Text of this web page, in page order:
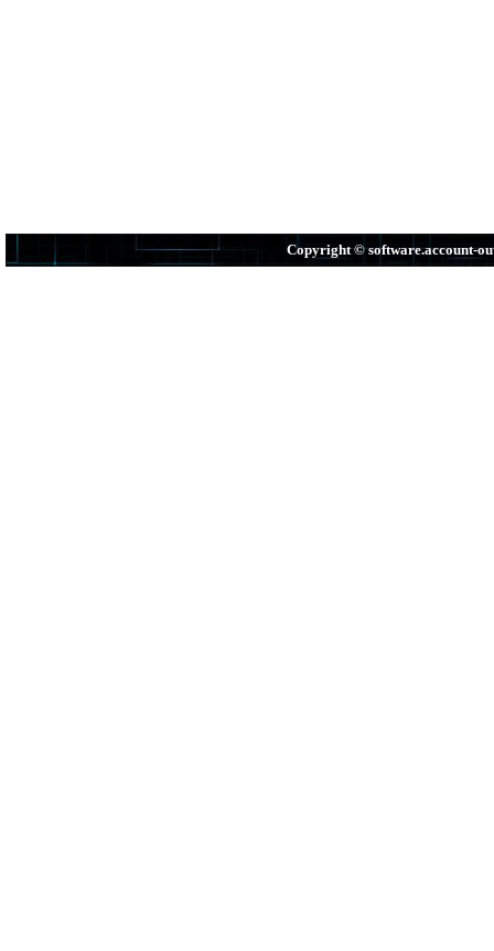
Copyright © software.account-